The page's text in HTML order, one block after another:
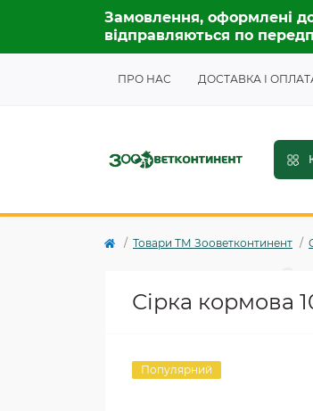
Замовлення, оформлені
відправляються по
ПРО НАС ДОСТАВКА І
Товари ТМ Зооветконтинент
Сірка кормова
Популярний